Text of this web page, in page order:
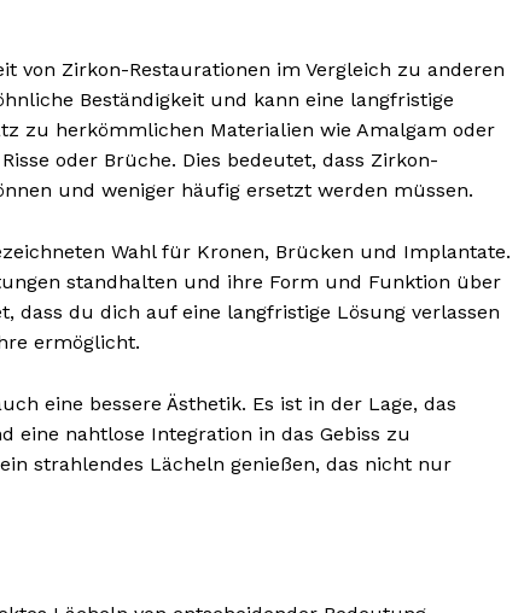
von Zirkon-Restaurationen im Vergleich zu anderen
Beständigkeit und kann eine langfristige
zu herkömmlichen Materialien wie Amalgam oder
oder Brüche. Dies bedeutet, dass Zirkon-
und weniger häufig ersetzt werden müssen.
Wahl für Kronen, Brücken und Implantate.
standhalten und ihre Form und Funktion über
dass du dich auf eine langfristige Lösung verlassen
ermöglicht.
eine bessere Ästhetik. Es ist in der Lage, das
eine nahtlose Integration in das Gebiss zu
strahlendes Lächeln genießen, das nicht nur